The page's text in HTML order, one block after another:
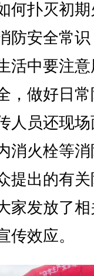
何扑灭初
防安全常
活中要注
，做好日
人员还现
消火栓等
提出的有
家发放了
传效应。